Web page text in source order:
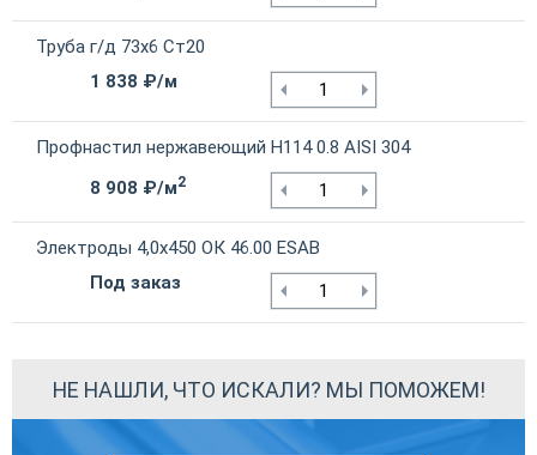
Труба г/д 73х6 Ст20
1 838 ₽/м
Профнастил нержавеющий Н114 0.8 AISI 304
8 908 ₽/м2
Электроды 4,0х450 ОК 46.00 ESAB
Под заказ
НЕ НАШЛИ, ЧТО ИСКАЛИ? МЫ ПОМОЖЕМ!